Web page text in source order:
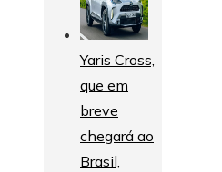
Yaris Cross,
que em
breve
chegará ao
Brasil,